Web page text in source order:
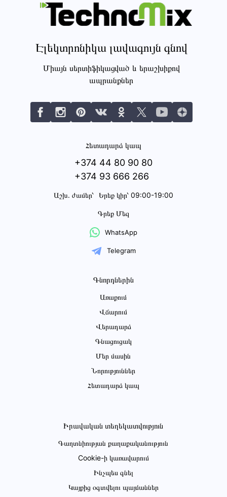
Էլեկտրոնիկա լավագույն գնով
Միայն սերտիֆիկացված և երաշխիքով
ապրանքներ
Հետադարձ կապ
+374 44 80 90 80
+374 93 666 266
Աշխ․ ժամեր՝ Երեք կիր՝ 09:00-19:00
Գրեք Մեզ
WhatsApp
Telegram
Գնորդներին
Առաքում
Վճարում
Վերադարձ
Գնացուցակ
Մեր մասին
Նորություններ
Հետադարձ կապ
Իրավական տեղեկատվություն
Գաղտնիության քաղաքականություն
Cookie-ի կառավարում
Ինչպես գնել
Կայքից օգտվելու պայմաններ